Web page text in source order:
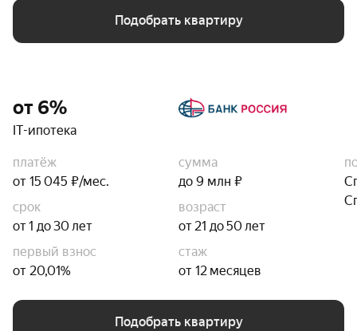
Подобрать квартиру
от 6%
IT-ипотека
платёж
от 15 045 ₽/мес.
сумма
до 9 млн ₽
срок
от 1 до 30 лет
возраст
от 21 до 50 лет
первый взнос
от 20,01%
стаж
от 12 месяцев
Подобрать квартиру